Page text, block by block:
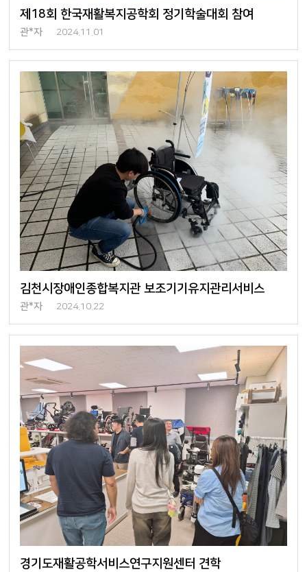
제18회 한국재활복지공학회 정기학술대회 참여
관*자 2024.11.01
김천시장애인종합복지관 보조기기유지관리서비스
관*자 2024.10.22
경기도재활공학서비스연구지원센터 견학